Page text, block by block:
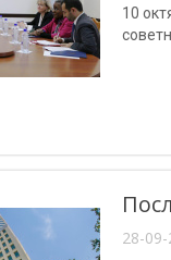
10
28-